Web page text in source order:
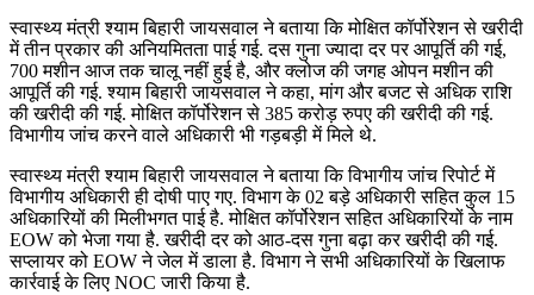
स्वास्थ्य मंत्री श्याम बिहारी जायसवाल ने बताया कि मोक्षित कॉर्पोरेशन से खरीदी
में तीन प्रकार की अनियमितता पाई गई. दस गुना ज्यादा दर पर आपूर्ति की गई,
700 मशीन आज तक चालू नहीं हुई है, और क्लोज की जगह ओपन मशीन की
आपूर्ति की गई. श्याम बिहारी जायसवाल ने कहा, मांग और बजट से अधिक राशि
की खरीदी की गई. मोक्षित कॉर्पोरेशन से 385 करोड़ रुपए की खरीदी की गई.
विभागीय जांच करने वाले अधिकारी भी गड़बड़ी में मिले थे.
स्वास्थ्य मंत्री श्याम बिहारी जायसवाल ने बताया कि विभागीय जांच रिपोर्ट में
विभागीय अधिकारी ही दोषी पाए गए. विभाग के 02 बड़े अधिकारी सहित कुल 15
अधिकारियों की मिलीभगत पाई है. मोक्षित कॉर्पोरेशन सहित अधिकारियों के नाम
EOW को भेजा गया है. खरीदी दर को आठ-दस गुना बढ़ा कर खरीदी की गई.
सप्लायर को EOW ने जेल में डाला है. विभाग ने सभी अधिकारियों के खिलाफ
कार्रवाई के लिए NOC जारी किया है.